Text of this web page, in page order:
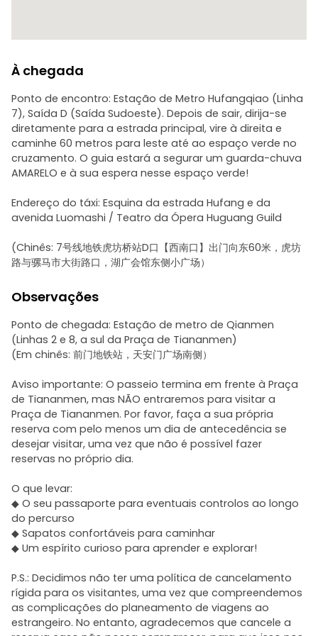
À chegada
Ponto de encontro: Estação de Metro Hufangqiao (Linha
7), Saída D (Saída Sudoeste). Depois de sair, dirija-se
diretamente para a estrada principal, vire à direita e
caminhe 60 metros para leste até ao espaço verde no
cruzamento. O guia estará a segurar um guarda-chuva
AMARELO e à sua espera nesse espaço verde!
Endereço do táxi: Esquina da estrada Hufang e da
avenida Luomashi / Teatro da Ópera Huguang Guild
(Chinês: 7号线地铁虎坊桥站D口【西南口】出门向东60米，虎坊
路与骡马市大街路口，湖广会馆东侧小广场）
Observações
Ponto de chegada: Estação de metro de Qianmen
(Linhas 2 e 8, a sul da Praça de Tiananmen)
(Em chinês: 前门地铁站，天安门广场南侧）
Aviso importante: O passeio termina em frente à Praça
de Tiananmen, mas NÃO entraremos para visitar a
Praça de Tiananmen. Por favor, faça a sua própria
reserva com pelo menos um dia de antecedência se
desejar visitar, uma vez que não é possível fazer
reservas no próprio dia.
O que levar:
◆ O seu passaporte para eventuais controlos ao longo
do percurso
◆ Sapatos confortáveis para caminhar
◆ Um espírito curioso para aprender e explorar!
P.S.: Decidimos não ter uma política de cancelamento
rígida para os visitantes, uma vez que compreendemos
as complicações do planeamento de viagens ao
estrangeiro. No entanto, agradecemos que cancele a